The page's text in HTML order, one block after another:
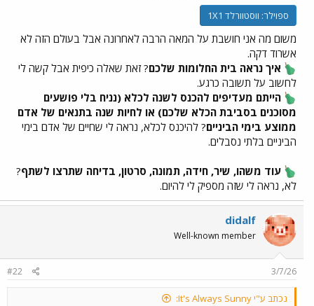
ספוילר: ווסטוורלד 1X1
משום מה אני חושבת על המאה הרבה לאחרונה אבל בעולם הזה לא
אשרוד דקה.
איך נראה בית החלומות שלכם? זאת שאלה כיפית אבל קשה לי
לחשוב על תשובה כרגע.
הייתם מעדיפים להכנס לשנה לכלא (נניח בלי פושעים
מסוכנים בסביבת הכלא שלכם) או לחיות שנה בתנאים של אדם
ממוצע בימי הביניים? להיכנס לכלא, נראה לי שחיים של אדם בימי
הביניים בלתי נסבלים.
עוד משהו, שיר, חידה, תמונה, סרטון, בדיחה שתרצו לשתף?
לא, נראה לי שזה מספיק לי להיום.
didalf
Well-known member
3/7/26
#22
נכתב ע"י It's Always Sunny: